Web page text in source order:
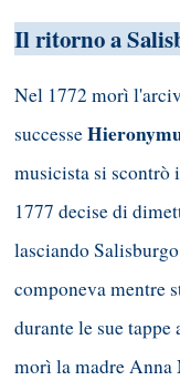
Il ritorno a
Nel 1772 morì
successe
musicista si scontrò
1777 decise di
lasciando
componeva mentre
durante le sue
morì la madre Anna